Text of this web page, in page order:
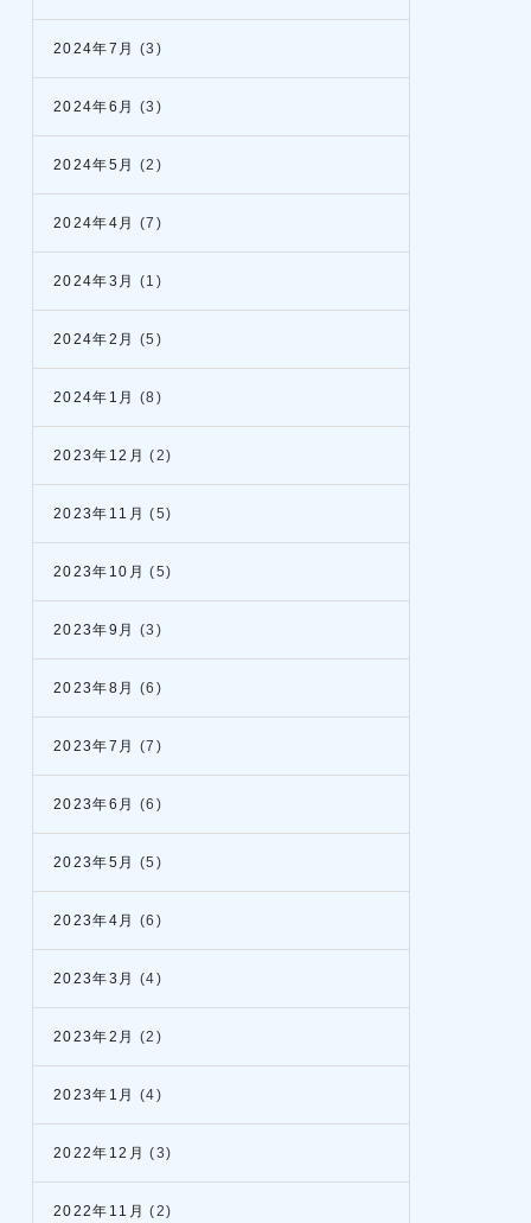
2024年7月 (3)
2024年6月 (3)
2024年5月 (2)
2024年4月 (7)
2024年3月 (1)
2024年2月 (5)
2024年1月 (8)
2023年12月 (2)
2023年11月 (5)
2023年10月 (5)
2023年9月 (3)
2023年8月 (6)
2023年7月 (7)
2023年6月 (6)
2023年5月 (5)
2023年4月 (6)
2023年3月 (4)
2023年2月 (2)
2023年1月 (4)
2022年12月 (3)
2022年11月 (2)